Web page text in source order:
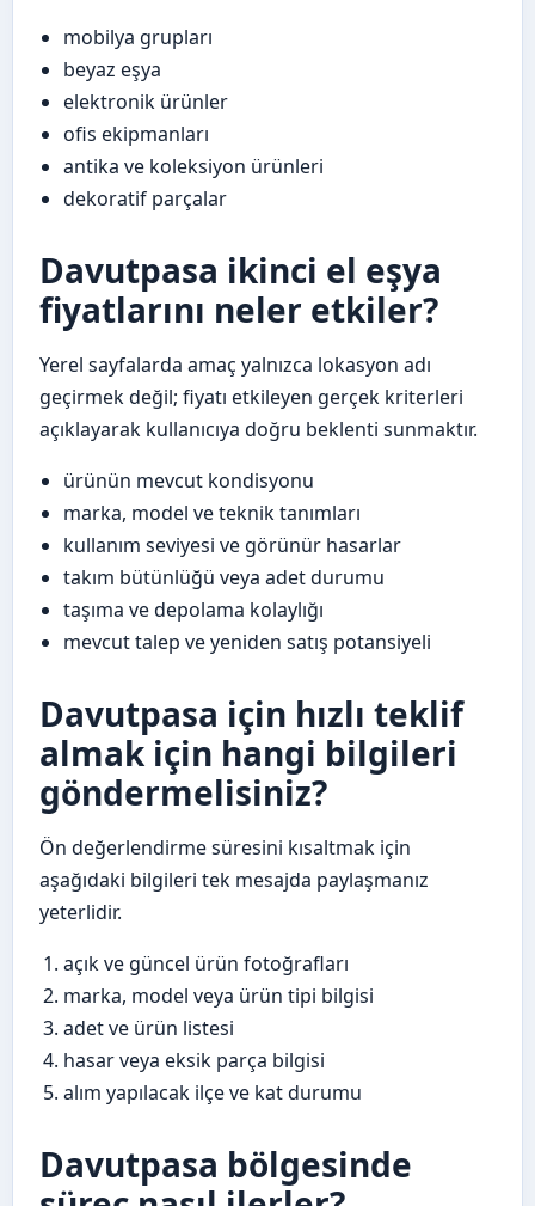
mobilya grupları
beyaz eşya
elektronik ürünler
ofis ekipmanları
antika ve koleksiyon ürünleri
dekoratif parçalar
Davutpasa ikinci el eşya
fiyatlarını neler etkiler?
Yerel sayfalarda amaç yalnızca lokasyon adı
geçirmek değil; fiyatı etkileyen gerçek kriterleri
açıklayarak kullanıcıya doğru beklenti sunmaktır.
ürünün mevcut kondisyonu
marka, model ve teknik tanımları
kullanım seviyesi ve görünür hasarlar
takım bütünlüğü veya adet durumu
taşıma ve depolama kolaylığı
mevcut talep ve yeniden satış potansiyeli
Davutpasa için hızlı teklif
almak için hangi bilgileri
göndermelisiniz?
Ön değerlendirme süresini kısaltmak için
aşağıdaki bilgileri tek mesajda paylaşmanız
yeterlidir.
açık ve güncel ürün fotoğrafları
marka, model veya ürün tipi bilgisi
adet ve ürün listesi
hasar veya eksik parça bilgisi
alım yapılacak ilçe ve kat durumu
Davutpasa bölgesinde